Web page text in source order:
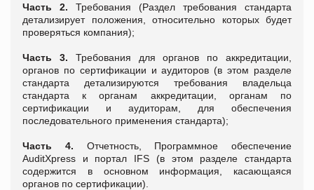
Часть 2. Требования (Раздел требования стандарта
детализирует положения, относительно которых будет
проверяться компания);
Часть 3. Требования для органов по аккредитации,
органов по сертификации и аудиторов (в этом разделе
стандарта детализируются требования владельца
стандарта к органам аккредитации, органам по
сертификации и аудиторам, для обеспечения
последовательного применения стандарта);
Часть 4. Отчетность, Программное обеспечение
AuditXpress и портал IFS (в этом разделе стандарта
содержится в основном информация, касающаяся
органов по сертификации).